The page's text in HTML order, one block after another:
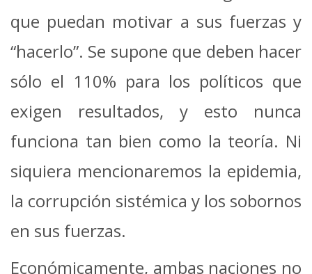
que puedan motivar a sus fuerzas y
“hacerlo”. Se supone que deben hacer
sólo el 110% para los políticos que
exigen resultados, y esto nunca
funciona tan bien como la teoría. Ni
siquiera mencionaremos la epidemia,
la corrupción sistémica y los sobornos
en sus fuerzas.
Económicamente, ambas naciones no